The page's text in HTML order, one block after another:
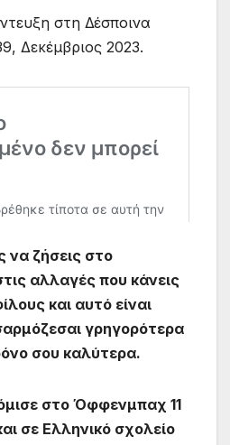
στη Δέσποινα
Δεκέμβριος 2023.
να ζήσεις στο
αλλαγές που κάνεις
και αυτό είναι
γρηγορότερα
σου καλύτερα.
στο Όφφενμπαχ 11
σε Ελληνικό σχολείο